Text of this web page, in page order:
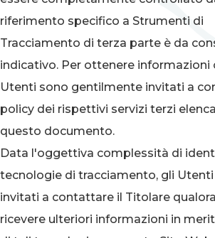
riferimento specifico a Strumenti di
Tracciamento di terza parte è da
indicativo. Per ottenere informazioni
Utenti sono gentilmente invitati a
policy dei rispettivi servizi terzi
questo documento.
Data l'oggettiva complessità di
tecnologie di tracciamento, gli
invitati a contattare il Titolare
ricevere ulteriori informazioni in